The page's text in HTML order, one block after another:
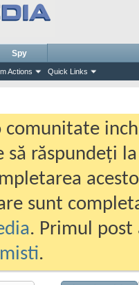
Actions Quick Links
Spy
comunitate
să răspundeți
sunt
. Primul
.